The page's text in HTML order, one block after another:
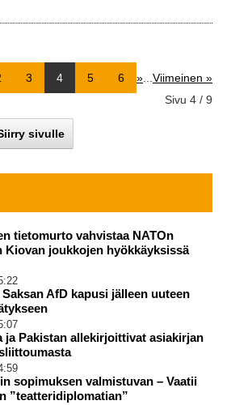
Sivu 4 / 9
3 4 5 6 »...Viimeinen »
tietomurto vahvistaa NATOn
Kiovan joukkojen hyökkäyksissä
AfD kapusi jälleen uuteen
ja Pakistan allekirjoittivat asiakirjan
sopimuksen valmistuvan – Vaatii
”teatteridiplomatian”